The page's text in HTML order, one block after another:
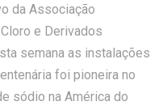
da Associação
e Derivados
semana as instalações
foi pioneira no
sódio na América do